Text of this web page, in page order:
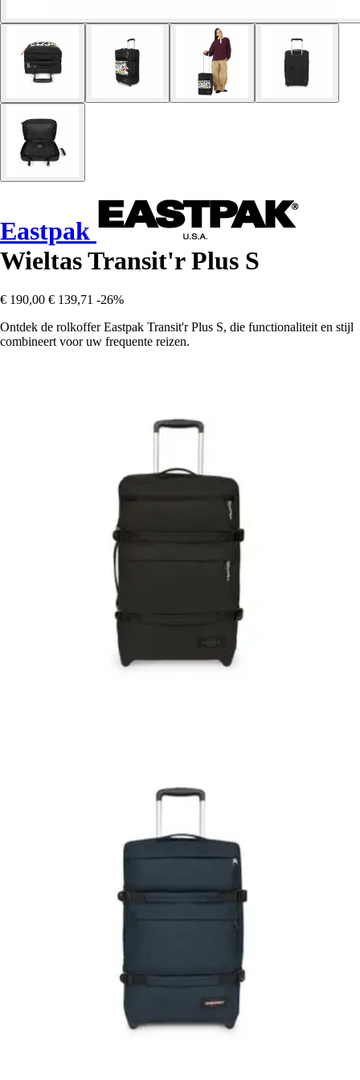
Eastpak
Wieltas Transit'r Plus S
€ 190,00 € 139,71 -26%
Ontdek de rolkoffer Eastpak Transit'r Plus S, die functionaliteit en stijl
combineert voor uw frequente reizen.